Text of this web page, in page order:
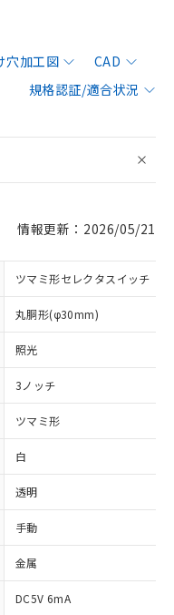
穴加工図
CAD
規格認証/適合状況
情報更新：2026/05/21
ツマミ形セレクタスイッチ
丸胴形(φ30mm)
照光
3ノッチ
ツマミ形
白
透明
手動
金属
DC5V 6mA